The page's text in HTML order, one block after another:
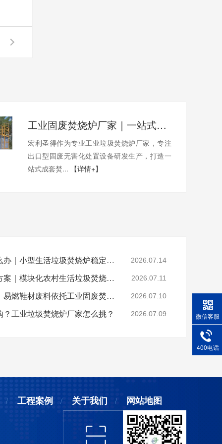
工业固废焚烧炉厂家｜一站式出口工业垃圾焚烧炉烟气检测环保达标
宏利圣得作为专业工业垃圾焚烧炉厂家，专注
出口型固废无害化处置设备研发生产，打造一
站式成套焚...
【详情+】
乡镇垃圾焚烧不达标怎么办｜小型生活垃圾焚烧炉稳定达标解决方案 2026.07.14
山区偏远村落垃圾处置方案｜模块化农村生活垃圾焚烧炉就地达标焚烧 2026.07.11
晋江鞋厂火灾安全警示：易燃鞋材废料依托工业固废焚烧炉实现规范化安全处置 2026.07.10
工业垃圾焚烧炉厂家怎么挑？ 2026.07.09
工程案例 关于我们 网站地图
微信客服
400电话